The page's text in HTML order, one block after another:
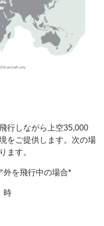
行しながら上空35,000
をご提供します。次の場
ます。
外を飛行中の場合*
時